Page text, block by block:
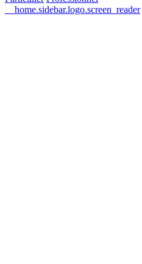
__home.sidebar.logo.screen_reader